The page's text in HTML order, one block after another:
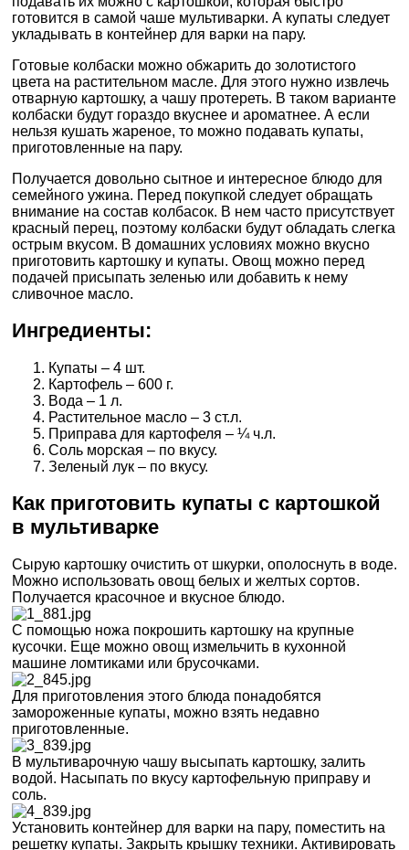
готовится в самой чаше мультиварки. А купаты следует
укладывать в контейнер для варки на пару.
Готовые колбаски можно обжарить до золотистого
цвета на растительном масле. Для этого нужно извлечь
отварную картошку, а чашу протереть. В таком варианте
колбаски будут гораздо вкуснее и ароматнее. А если
нельзя кушать жареное, то можно подавать купаты,
приготовленные на пару.
Получается довольно сытное и интересное блюдо для
семейного ужина. Перед покупкой следует обращать
внимание на состав колбасок. В нем часто присутствует
красный перец, поэтому колбаски будут обладать слегка
острым вкусом. В домашних условиях можно вкусно
приготовить картошку и купаты. Овощ можно перед
подачей присыпать зеленью или добавить к нему
сливочное масло.
Ингредиенты:
Купаты – 4 шт.
Картофель – 600 г.
Вода – 1 л.
Растительное масло – 3 ст.л.
Приправа для картофеля – ¼ ч.л.
Соль морская – по вкусу.
Зеленый лук – по вкусу.
Как приготовить купаты с картошкой
в мультиварке
Сырую картошку очистить от шкурки, ополоснуть в воде.
Можно использовать овощ белых и желтых сортов.
Получается красочное и вкусное блюдо.
С помощью ножа покрошить картошку на крупные
кусочки. Еще можно овощ измельчить в кухонной
машине ломтиками или брусочками.
Для приготовления этого блюда понадобятся
замороженные купаты, можно взять недавно
приготовленные.
В мультиварочную чашу высыпать картошку, залить
водой. Насыпать по вкусу картофельную приправу и
соль.
Установить контейнер для варки на пару, поместить на
решетку купаты. Закрыть крышку техники. Активировать